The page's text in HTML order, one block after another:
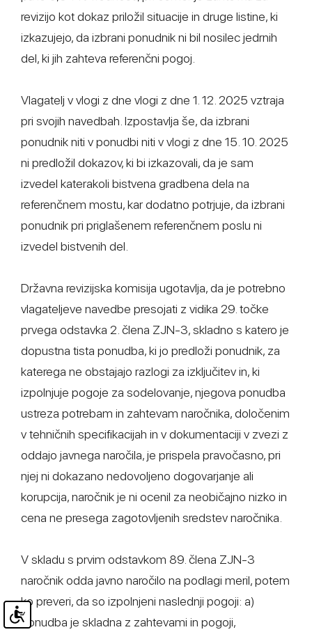
revizijo kot dokaz priložil situacije in druge listine, ki
izkazujejo, da izbrani ponudnik ni bil nosilec jedrnih
del, ki jih zahteva referenčni pogoj.
Vlagatelj v vlogi z dne vlogi z dne 1. 12. 2025 vztraja
pri svojih navedbah. Izpostavlja še, da izbrani
ponudnik niti v ponudbi niti v vlogi z dne 15. 10. 2025
ni predložil dokazov, ki bi izkazovali, da je sam
izvedel katerakoli bistvena gradbena dela na
referenčnem mostu, kar dodatno potrjuje, da izbrani
ponudnik pri priglašenem referenčnem poslu ni
izvedel bistvenih del.
Državna revizijska komisija ugotavlja, da je potrebno
vlagateljeve navedbe presojati z vidika 29. točke
prvega odstavka 2. člena ZJN-3, skladno s katero je
dopustna tista ponudba, ki jo predloži ponudnik, za
katerega ne obstajajo razlogi za izključitev in, ki
izpolnjuje pogoje za sodelovanje, njegova ponudba
ustreza potrebam in zahtevam naročnika, določenim
v tehničnih specifikacijah in v dokumentaciji v zvezi z
oddajo javnega naročila, je prispela pravočasno, pri
njej ni dokazano nedovoljeno dogovarjanje ali
korupcija, naročnik je ni ocenil za neobičajno nizko in
cena ne presega zagotovljenih sredstev naročnika.
V skladu s prvim odstavkom 89. člena ZJN-3
naročnik odda javno naročilo na podlagi meril, potem
ko preveri, da so izpolnjeni naslednji pogoji: a)
ponudba je skladna z zahtevami in pogoji,